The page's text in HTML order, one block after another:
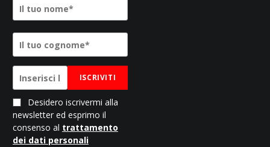
ISCRIVITI
Desidero iscrivermi alla
newsletter ed esprimo il
consenso al trattamento
dei dati personali